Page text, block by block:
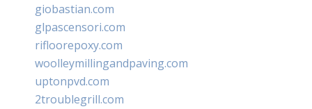
giobastian.com
glpascensori.com
rifloorepoxy.com
woolleymillingandpaving.com
uptonpvd.com
2troublegrill.com